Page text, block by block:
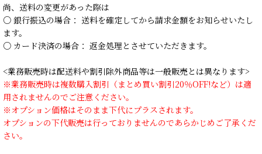
尚、送料の変更があった際は
○ 銀行振込の場合： 送料を確定してから請求金額をお知らせいたし
ます。
○ カード決済の場合： 返金処理とさせていただきます。
<業務販売時は配送料や割引除外商品等は一般販売とは異なります>
※業務販売時は複数購入割引（まとめ買い割引20％OFF!など）は適
用されませんのでご注意ください。
※オプション価格はそのまま下代にプラスされます。
オプションの下代販売は行っておりませんのであらかじめご了承くだ
さい。